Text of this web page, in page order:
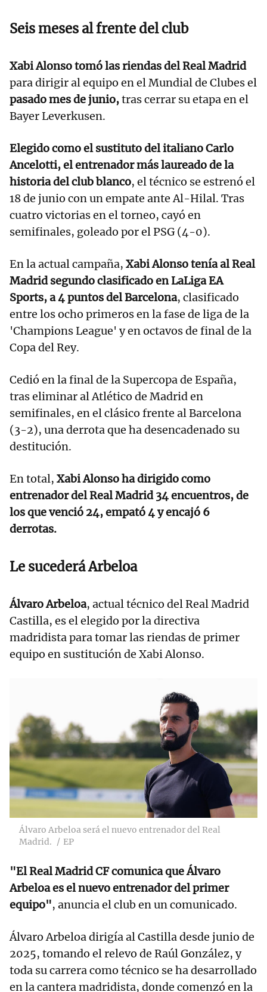
Seis meses al frente del club
Xabi Alonso tomó las riendas del Real Madrid
para dirigir al equipo en el Mundial de Clubes el
pasado mes de junio,tras cerrar su etapa en el
Bayer Leverkusen.
Elegido como el sustituto del italiano Carlo
Ancelotti, el entrenador más laureado de la
historia del club blanco, el técnico se estrenó el
18 de junio con un empate ante Al-Hilal. Tras
cuatro victorias en el torneo, cayó en
semifinales, goleado por el PSG (4-0).
En la actual campaña, Xabi Alonso tenía al Real
Madrid segundo clasificado en LaLiga EA
Sports, a 4 puntos del Barcelona, clasificado
entre los ocho primeros en la fase de liga de la
'Champions League' y en octavos de final de la
Copa del Rey.
Cedió en la final de la Supercopa de España,
tras eliminar al Atlético de Madrid en
semifinales, en el clásico frente al Barcelona
(3-2), una derrota que ha desencadenado su
destitución.
En total, Xabi Alonso ha dirigido como
entrenador del Real Madrid 34 encuentros, de
los que venció 24, empató 4 y encajó 6
derrotas.
Le sucederá Arbeloa
Álvaro Arbeloa, actual técnico del Real Madrid
Castilla, es el elegido por la directiva
madridista para tomar las riendas de primer
equipo en sustitución de Xabi Alonso.
Álvaro Arbeloa será el nuevo entrenador del Real
Madrid.
EP
"El Real Madrid CF comunica que Álvaro
Arbeloa es el nuevo entrenador del primer
equipo", anuncia el club en un comunicado.
Álvaro Arbeloa dirigía al Castilla desde junio de
2025, tomando el relevo de Raúl González, y
toda su carrera como técnico se ha desarrollado
en la cantera madridista, donde comenzó en la